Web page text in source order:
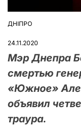
ОПУБЛІКУВАТИ
ДНІПРО
24.11.2020
Мэр Днепра
смертью
«Южное»
объявил
траура.